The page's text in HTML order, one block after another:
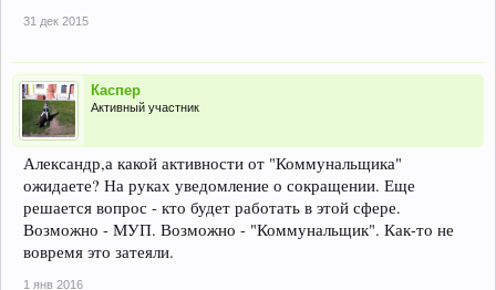
31 дек 2015
Каспер
Активный участник
Александр,а какой активности от "Коммунальщика"
ожидаете? На руках уведомление о сокращении. Еще
решается вопрос - кто будет работать в этой сфере.
Возможно - МУП. Возможно - "Коммунальщик". Как-то не
вовремя это затеяли.
1 янв 2016